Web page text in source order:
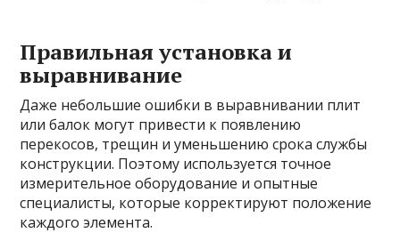
Правильная установка и
выравнивание
Даже небольшие ошибки в выравнивании плит
или балок могут привести к появлению
перекосов, трещин и уменьшению срока службы
конструкции. Поэтому используется точное
измерительное оборудование и опытные
специалисты, которые корректируют положение
каждого элемента.